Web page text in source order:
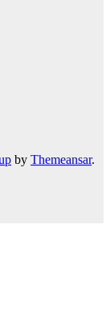
by Themeansar.